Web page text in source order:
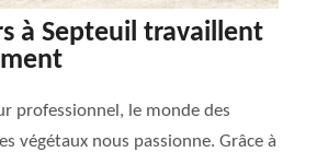
à Septeuil travaillent
professionnel, le monde des
végétaux nous passionne. Grâce à